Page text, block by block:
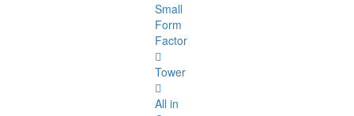
Small
Form
Factor
Tower
All in